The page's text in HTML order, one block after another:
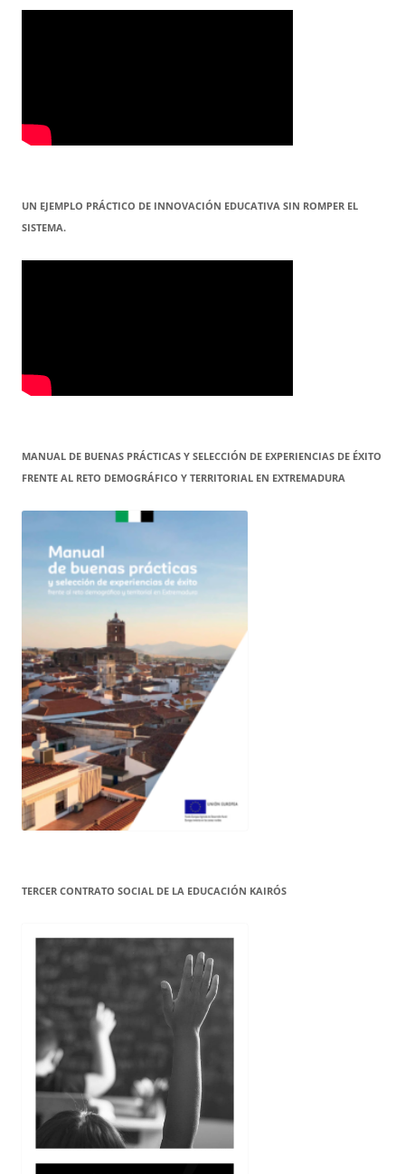
UN EJEMPLO PRÁCTICO DE INNOVACIÓN EDUCATIVA SIN ROMPER EL
SISTEMA.
MANUAL DE BUENAS PRÁCTICAS Y SELECCIÓN DE EXPERIENCIAS DE ÉXITO
FRENTE AL RETO DEMOGRÁFICO Y TERRITORIAL EN EXTREMADURA
TERCER CONTRATO SOCIAL DE LA EDUCACIÓN KAIRÓS